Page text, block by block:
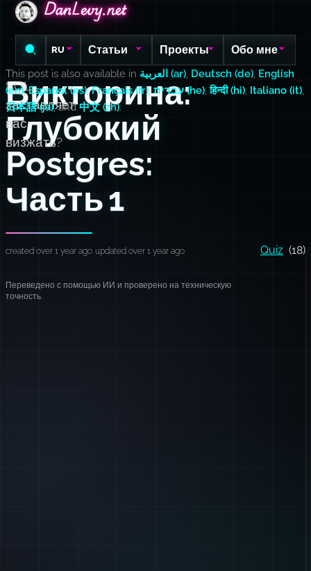
DanLevy.net
DanLevy.net
DanLevy.net
RU Статьи Проекты Обо мне
Викторина:
Глубокий
Postgres:
Часть 1
SQL
заставляет
вас
визжать?
This post is also available in العربية (ar), Deutsch (de), English
(en),Español (es),Français (fr), עברית (he),हिन्दी (hi), Italiano (it),
日本語 (ja), and中文 (zh).
created over 1 year ago updated over 1 year ago Quiz (18)
Переведено с помощью ИИ и проверено на техническую
точность.